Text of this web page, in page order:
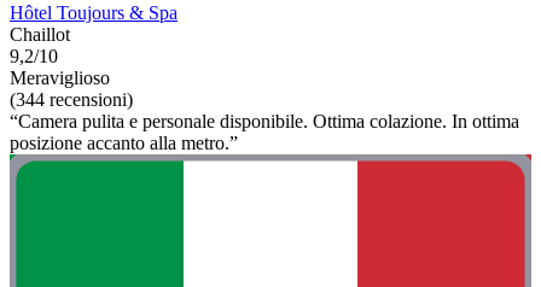
Hôtel Toujours & Spa
Chaillot
9,2/10
Meraviglioso
(344 recensioni)
“Camera pulita e personale disponibile. Ottima colazione. In ottima
posizione accanto alla metro.”